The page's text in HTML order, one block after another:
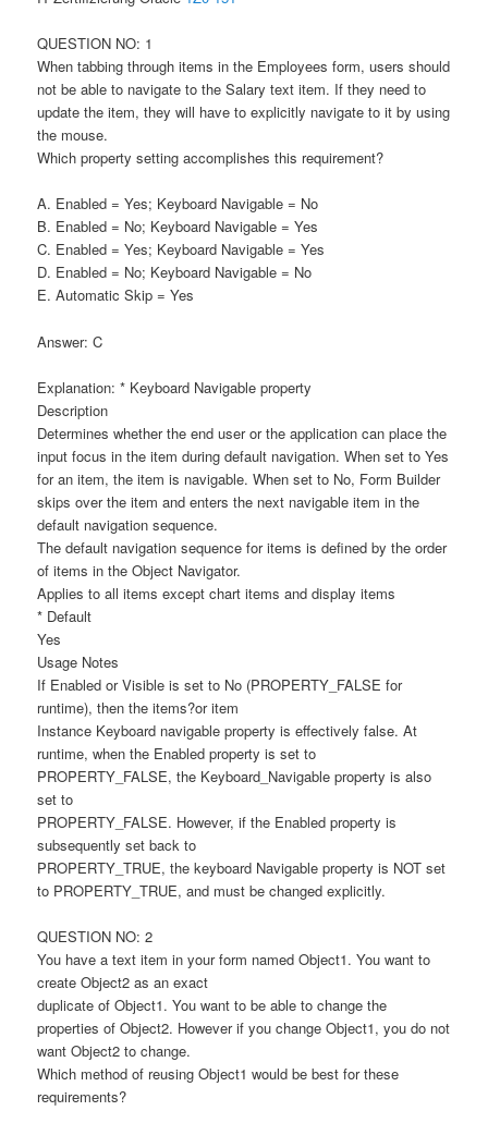
QUESTION NO: 1
When tabbing through items in the Employees form, users should
not be able to navigate to the Salary text item. If they need to
update the item, they will have to explicitly navigate to it by using
the mouse.
Which property setting accomplishes this requirement?
A. Enabled = Yes; Keyboard Navigable = No
B. Enabled = No; Keyboard Navigable = Yes
C. Enabled = Yes; Keyboard Navigable = Yes
D. Enabled = No; Keyboard Navigable = No
E. Automatic Skip = Yes
Answer: C
Explanation: * Keyboard Navigable property
Description
Determines whether the end user or the application can place the
input focus in the item during default navigation. When set to Yes
for an item, the item is navigable. When set to No, Form Builder
skips over the item and enters the next navigable item in the
default navigation sequence.
The default navigation sequence for items is defined by the order
of items in the Object Navigator.
Applies to all items except chart items and display items
* Default
Yes
Usage Notes
If Enabled or Visible is set to No (PROPERTY_FALSE for
runtime), then the items?or item
Instance Keyboard navigable property is effectively false. At
runtime, when the Enabled property is set to
PROPERTY_FALSE, the Keyboard_Navigable property is also
set to
PROPERTY_FALSE. However, if the Enabled property is
subsequently set back to
PROPERTY_TRUE, the keyboard Navigable property is NOT set
to PROPERTY_TRUE, and must be changed explicitly.
QUESTION NO: 2
You have a text item in your form named Object1. You want to
create Object2 as an exact
duplicate of Object1. You want to be able to change the
properties of Object2. However if you change Object1, you do not
want Object2 to change.
Which method of reusing Object1 would be best for these
requirements?